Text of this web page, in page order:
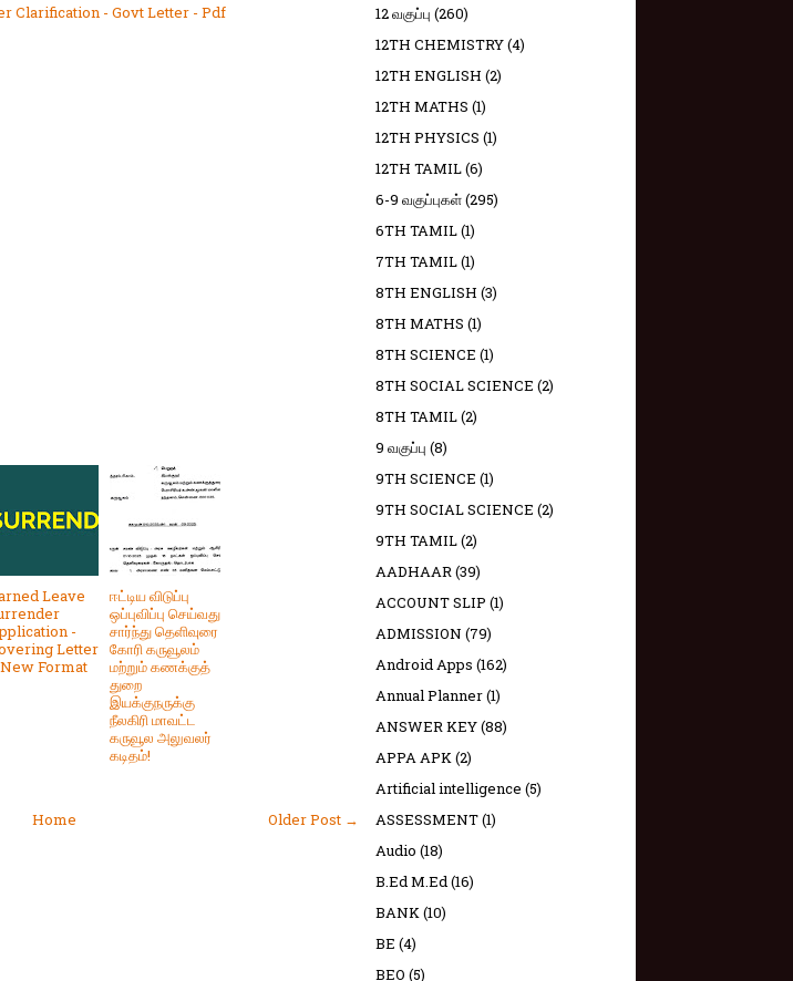
Clarification - Govt Letter - Pdf
Leave
-
Letter
Format
ஈட்டிய விடுப்பு
ஒப்புவிப்பு செய்வது
சார்ந்து தெளிவுரை
கோரி கருவூலம்
மற்றும் கணக்குத்
துறை
இயக்குநருக்கு
நீலகிரி மாவட்ட
கருவூல அலுவலர்
கடிதம்!
Older Post →
Home
12 வகுப்பு (260)
12TH CHEMISTRY(4)
12TH ENGLISH (2)
12TH MATHS (1)
12TH PHYSICS (1)
12TH TAMIL(6)
6-9 வகுப்புகள்(295)
6TH TAMIL(1)
7TH TAMIL(1)
8TH ENGLISH (3)
8TH MATHS (1)
8TH SCIENCE (1)
8TH SOCIAL SCIENCE (2)
8TH TAMIL(2)
9 வகுப்பு (8)
9TH SCIENCE (1)
9TH SOCIAL SCIENCE (2)
9TH TAMIL(2)
AADHAAR(39)
ACCOUNT SLIP (1)
ADMISSION (79)
Android Apps (162)
Annual Planner(1)
ANSWER KEY(88)
APPA APK(2)
Artificial intelligence (5)
ASSESSMENT(1)
Audio (18)
B.Ed M.Ed(16)
BANK(10)
BE (4)
BEO (5)